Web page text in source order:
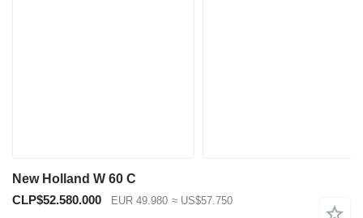
New Holland W 60 C
CLP$52.580.000
EUR 49.980 ≈ US$57.750